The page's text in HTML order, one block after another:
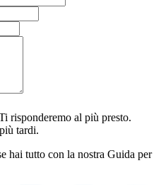
risponderemo al più presto.
tardi.
hai tutto con la nostra Guida per